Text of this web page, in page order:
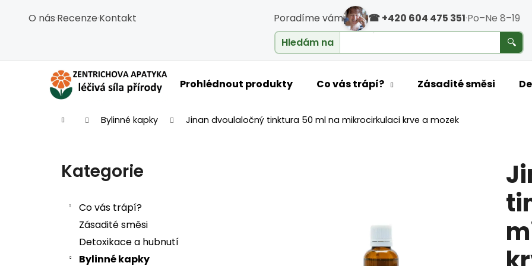
O nás·Recenze·Kontakt Poradíme vám ☎ +420 604 475 351·Po–Ne 8–19
Hledám na
🔍
Prohlédnout produkty Co vás trápí? Zásadité směsi
Domů Bylinné kapky Jinan dvoulaločný tinktura 50 ml na mikrocirkulaci krve a mozek
Přeskočit kategorie
Kategorie
Co vás trápí?
Zásadité směsi
Detoxikace a hubnutí
Bylinné kapky
Košík
Co potřebujete najít?